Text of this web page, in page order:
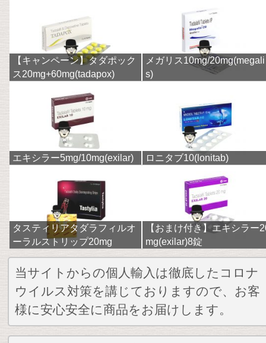
【キャンペーン】タダポック
ス20mg+60mg(tadapox)
メガリス10mg/20mg(megali
s)
エキシラー5mg/10mg(exilar) ロニタブ10(lonitab)
タスティリアタダラフィルオ
ーラルストリップ20mg
【おまけ付き】エキシラー
mg(exilar)8錠
当サイトからの個人輸入は徹底したコロナ
ウイルス対策を講じておりますので、お客
様に安心安全に商品をお届けします。